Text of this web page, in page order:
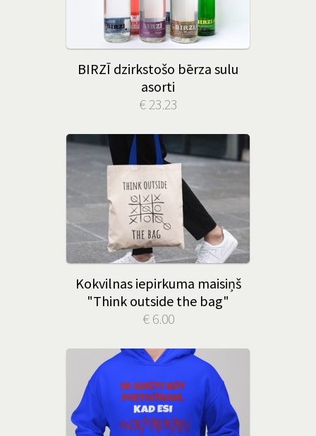
BIRZĪ dzirkstošo bērza sulu
asorti
€ 23.23
Kokvilnas iepirkuma maisiņš
"Think outside the bag"
€ 6.00